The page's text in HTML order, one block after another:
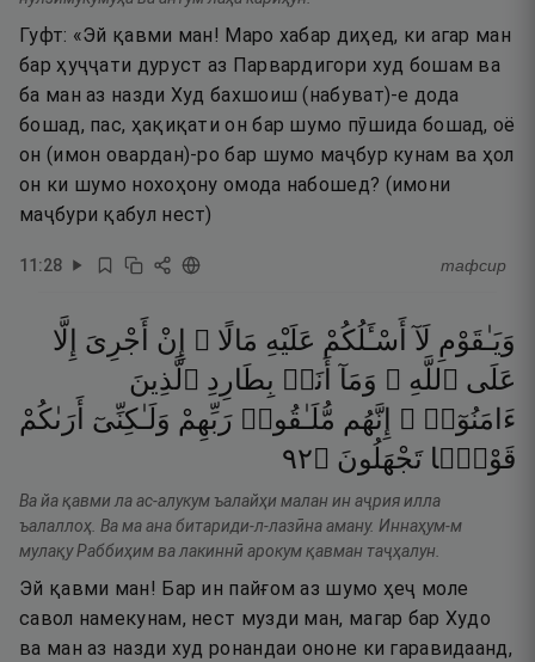
Гуфт: «Эй қавми ман! Маро хабар диҳед, ки агар ман
бар ҳуҷҷати дуруст аз Парвардигори худ бошам ва
ба ман аз назди Худ бахшоиш (набуват)-е дода
бошад, пас, ҳақиқати он бар шумо пӯшида бошад, оё
он (имон овардан)-ро бар шумо маҷбур кунам ва ҳол
он ки шумо нохоҳону омода набошед? (имони
маҷбури қабул нест)
11:28 тафсир
وَيَـٰقَوْمِ لَآ أَسْـَٔلُكُمْ عَلَيْهِ مَالًا ۖ إِنْ أَجْرِىَ
إِلَّا
عَلَى ٱللَّهِ ۚ وَمَآ أَنَا۠ بِطَارِدِ ٱلَّذِينَ
ءَامَنُوٓا۟ ۚ إِنَّهُم مُّلَـٰقُوا۟ رَبِّهِمْ وَلَـٰكِنِّىٓ أَرَىٰكُمْ
قَوْمًۭا تَجْهَلُونَ ۝٢٩
Ва йа қавми ла ас-алукум ъалайҳи малан ин аҷрия илла
ъалаллоҳ. Ва ма ана битариди-л-лазӣна аману. Иннаҳум-м
мулақу Раббиҳим ва лакиннӣ арокум қавман таҷҳалун.
Эй қавми ман! Бар ин пайғом аз шумо ҳеҷ моле
савол намекунам, нест музди ман, магар бар Худо
ва ман аз назди худ ронандаи ононе ки гаравидаанд,